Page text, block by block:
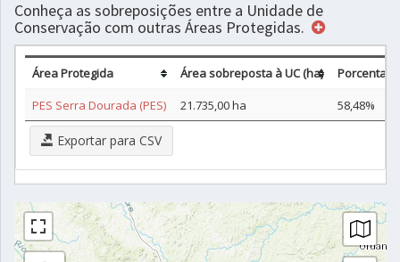
Conheça as sobreposições entre a Unidade de
Conservação com outras Áreas Protegidas.
Área Protegida Área sobreposta à UC (ha)
PES Serra Dourada (PES)
21.735,00 ha 58,48%
Exportar para CSV